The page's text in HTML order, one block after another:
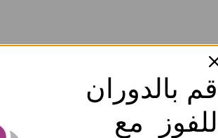
قم بالدوران
للفوز مع